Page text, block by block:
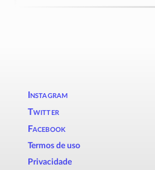
Instagram
Twitter
Facebook
Termos de uso
Privacidade